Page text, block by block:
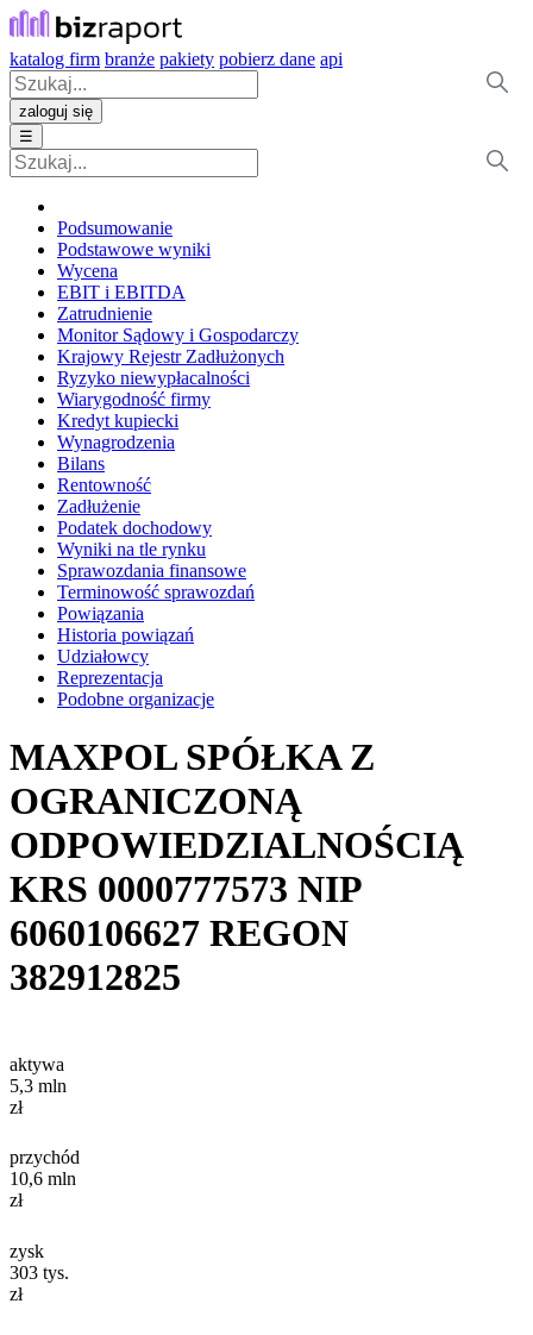
katalog firm branże pakiety pobierz dane api
zaloguj się
☰
Podsumowanie
Podstawowe wyniki
Wycena
EBIT i EBITDA
Zatrudnienie
Monitor Sądowy i Gospodarczy
Krajowy Rejestr Zadłużonych
Ryzyko niewypłacalności
Wiarygodność firmy
Kredyt kupiecki
Wynagrodzenia
Bilans
Rentowność
Zadłużenie
Podatek dochodowy
Wyniki na tle rynku
Sprawozdania finansowe
Terminowość sprawozdań
Powiązania
Historia powiązań
Udziałowcy
Reprezentacja
Podobne organizacje
MAXPOL SPÓŁKA Z
OGRANICZONĄ
ODPOWIEDZIALNOŚCIĄ
KRS 0000777573 NIP
6060106627 REGON
382912825
aktywa
5,3 mln
zł
przychód
10,6 mln
zł
zysk
303 tys.
zł